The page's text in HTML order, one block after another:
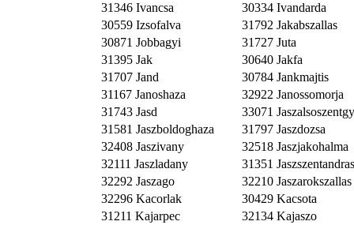
31346 Ivancsa
30334 Ivandarda
30559 Izsofalva
31792 Jakabszallas
30871 Jobbagyi
31727 Juta
31395 Jak
30640 Jakfa
31707 Jand
30784 Jankmajtis
31167 Janoshaza
32922 Janossomorja
31743 Jasd
33071
31581 Jaszboldoghaza
31797 Jaszdozsa
32408 Jaszivany
32518 Jaszjakohalma
32111 Jaszladany
31351 Jaszszentandras
32292 Jaszago
32210 Jaszarokszallas
32296 Kacorlak
30429 Kacsota
31211 Kajarpec
32134 Kajaszo